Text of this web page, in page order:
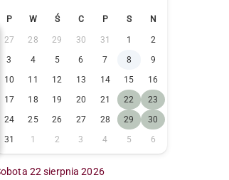
P W Ś C P S N
27 28 29 30 31 1
2
3
4 5 6 7 8
9
10
11 12 13 14 15
16
17
18 19 20 21 22
23
24
25 26 27 28 29
30
31
1 2 3 4 5 6
Sobota 22 sierpnia 2026